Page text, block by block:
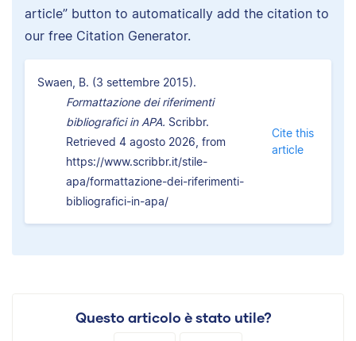
article” button to automatically add the citation to
our free Citation Generator.
Swaen, B. (3 settembre 2015).
Formattazione dei riferimenti
bibliografici in APA. Scribbr.
Retrieved 4 agosto 2026, from
https://www.scribbr.it/stile-
apa/formattazione-dei-riferimenti-
bibliografici-in-apa/
Cite this
article
Questo articolo è stato utile?